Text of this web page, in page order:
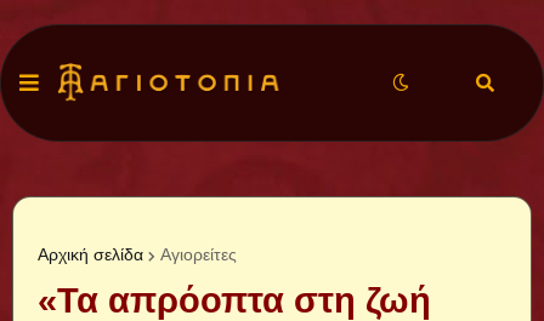
Αρχική σελίδα Αγιορείτες
«Τα απρόοπτα στη ζωή